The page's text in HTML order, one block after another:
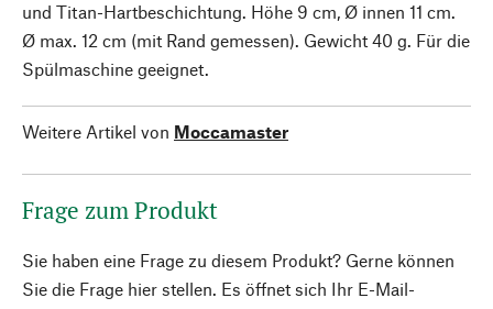
und Titan-Hartbeschichtung. Höhe 9 cm, Ø innen 11 cm.
Ø max. 12 cm (mit Rand gemessen). Gewicht 40 g. Für die
Spülmaschine geeignet.
Weitere Artikel von Moccamaster
Frage zum Produkt
Sie haben eine Frage zu diesem Produkt? Gerne können
Sie die Frage hier stellen. Es öffnet sich Ihr E-Mail-